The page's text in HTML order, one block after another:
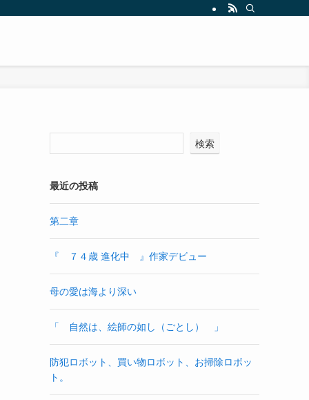
検索
最近の投稿
第二章
『 ７４歳 進化中 』作家デビュー
母の愛は海より深い
「 自然は、絵師の如し（ごとし） 」
防犯ロボット、買い物ロボット、お掃除ロボッ
ト。